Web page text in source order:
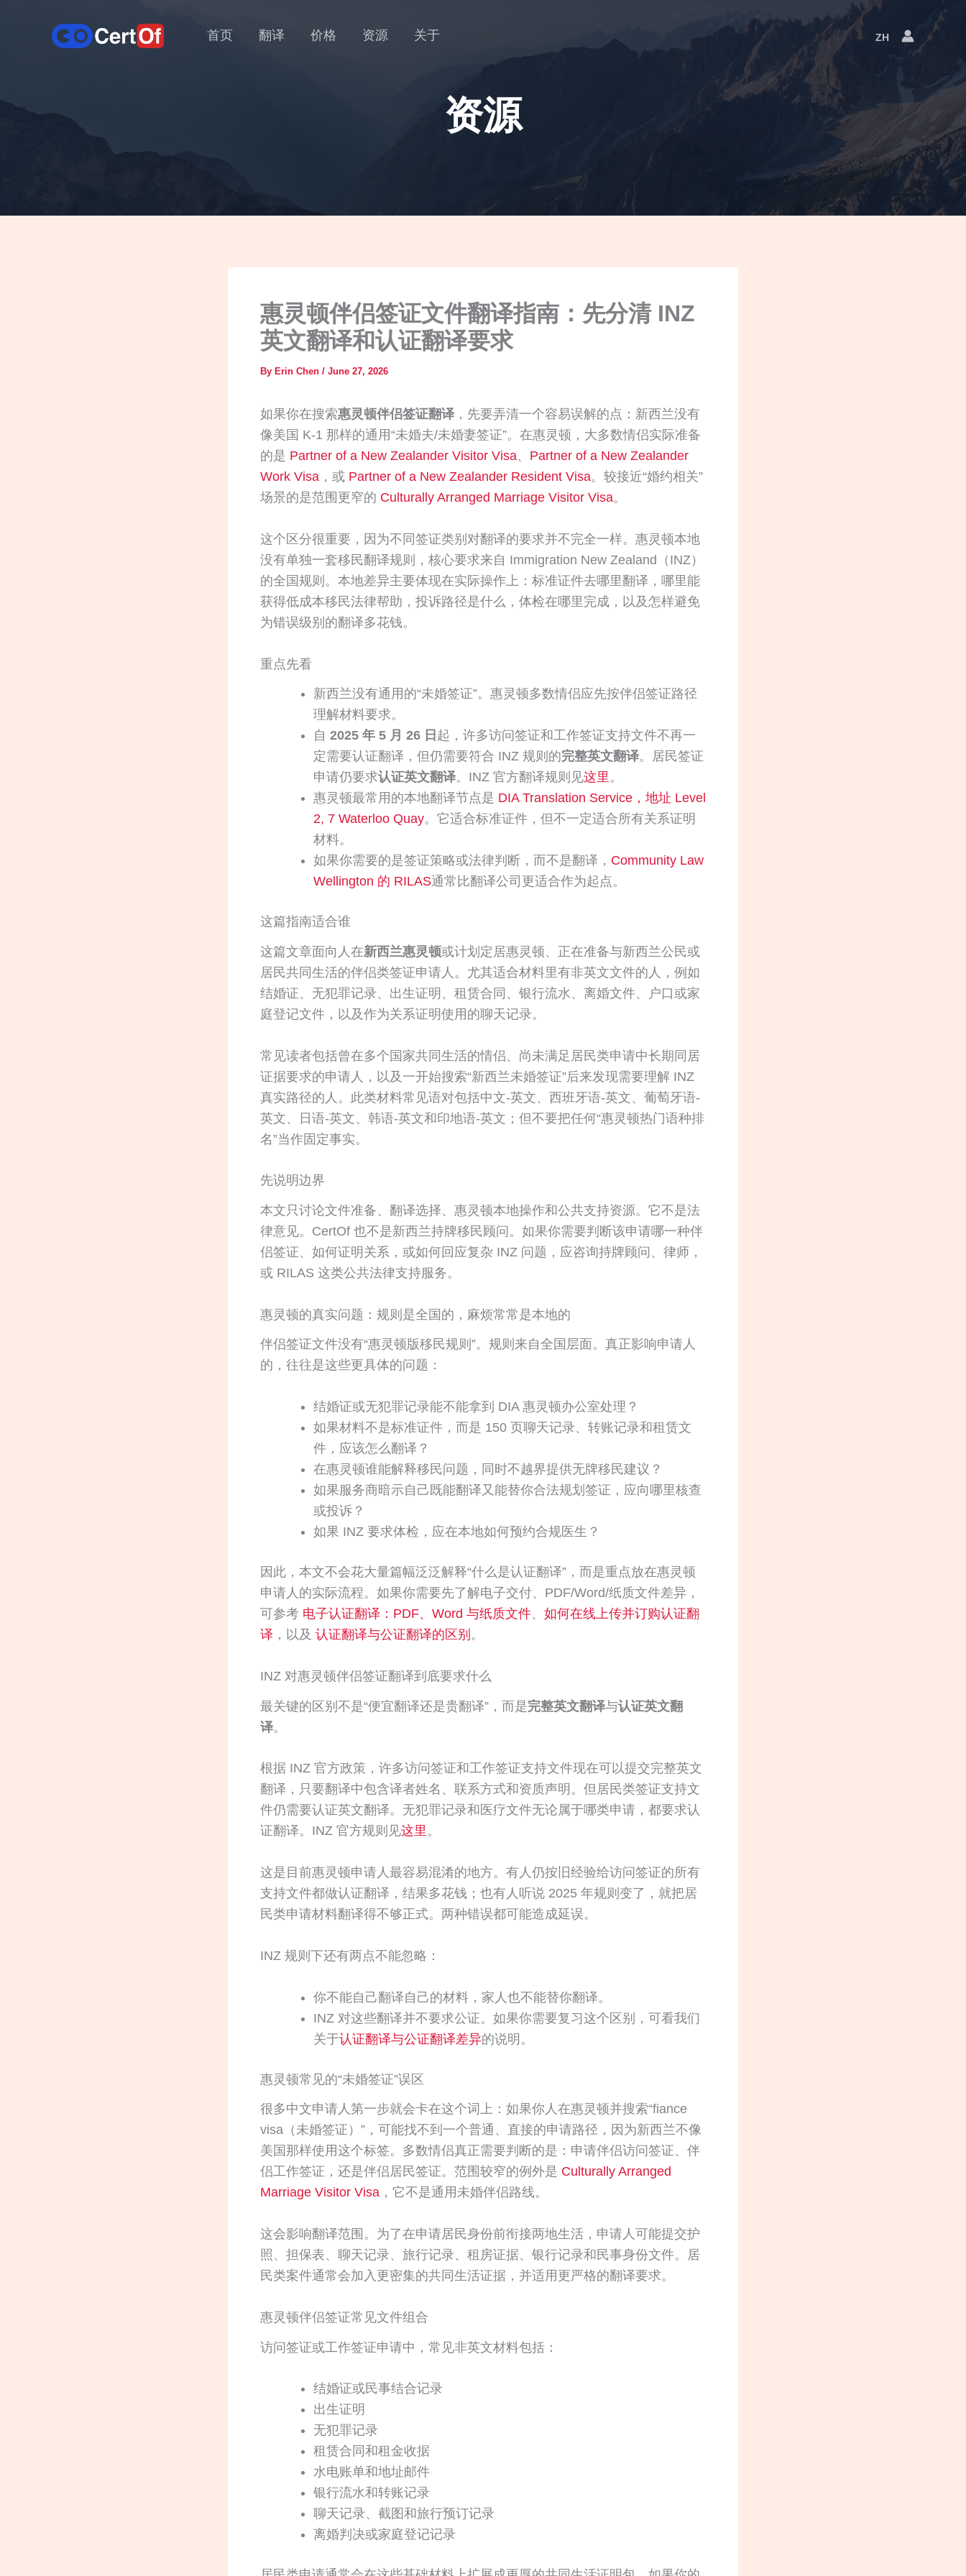
首页 翻译 价格 资源 关于 ZH
语
资源
惠灵顿伴侣签证文件翻译指南：先分清 INZ
英文翻译和认证翻译要求
By Erin Chen / June 27, 2026
如果你在搜索惠灵顿伴侣签证翻译 ，先要弄清一个容易误解的点：新西兰没有
像美国 K-1 那样的通用“未婚夫/未婚妻签证”。在惠灵顿，大多数情侣实际准备
的是 Partner of a New Zealander Visitor Visa、 Partner of a New Zealander
Work Visa ，或 Partner of a New Zealander Resident Visa。较接近“婚约相关”
场景的是范围更窄的 Culturally Arranged Marriage Visitor Visa。
这个区分很重要，因为不同签证类别对翻译的要求并不完全一样。惠灵顿本地
没有单独一套移民翻译规则，核心要求来自 Immigration New Zealand（INZ）
的全国规则。本地差异主要体现在实际操作上：标准证件去哪里翻译，哪里能
获得低成本移民法律帮助，投诉路径是什么，体检在哪里完成，以及怎样避免
为错误级别的翻译多花钱。
重点先看
新西兰没有通用的“未婚签证”。惠灵顿多数情侣应先按伴侣签证路径
理解材料要求。
自 2025 年 5 月 26 日 起，许多访问签证和工作签证支持文件不再一
定需要认证翻译，但仍需要符合 INZ 规则的完整英文翻译。居民签证
申请仍要求认证英文翻译。INZ 官方翻译规则见这里 。
惠灵顿最常用的本地翻译节点是 DIA Translation Service，地址 Level
2, 7 Waterloo Quay。它适合标准证件，但不一定适合所有关系证明
材料。
如果你需要的是签证策略或法律判断，而不是翻译， Community Law
Wellington 的 RILAS通常比翻译公司更适合作为起点。
这篇指南适合谁
这篇文章面向人在新西兰惠灵顿或计划定居惠灵顿、正在准备与新西兰公民或
居民共同生活的伴侣类签证申请人。尤其适合材料里有非英文文件的人，例如
结婚证、无犯罪记录、出生证明、租赁合同、银行流水、离婚文件、户口或家
庭登记文件，以及作为关系证明使用的聊天记录。
常见读者包括曾在多个国家共同生活的情侣、尚未满足居民类申请中长期同居
证据要求的申请人，以及一开始搜索“新西兰未婚签证”后来发现需要理解 INZ
真实路径的人。此类材料常见语对包括中文-英文、西班牙语-英文、葡萄牙语-
英文、日语-英文、韩语-英文和印地语-英文；但不要把任何“惠灵顿热门语种排
名”当作固定事实。
先说明边界
本文只讨论文件准备、翻译选择、惠灵顿本地操作和公共支持资源。它不是法
律意见。CertOf 也不是新西兰持牌移民顾问。如果你需要判断该申请哪一种伴
侣签证、如何证明关系，或如何回应复杂 INZ 问题，应咨询持牌顾问、律师，
或 RILAS 这类公共法律支持服务。
惠灵顿的真实问题：规则是全国的，麻烦常常是本地的
伴侣签证文件没有“惠灵顿版移民规则”。规则来自全国层面。真正影响申请人
的，往往是这些更具体的问题：
结婚证或无犯罪记录能不能拿到 DIA 惠灵顿办公室处理？
如果材料不是标准证件，而是 150 页聊天记录、转账记录和租赁文
件，应该怎么翻译？
在惠灵顿谁能解释移民问题，同时不越界提供无牌移民建议？
如果服务商暗示自己既能翻译又能替你合法规划签证，应向哪里核查
或投诉？
如果 INZ 要求体检，应在本地如何预约合规医生？
因此，本文不会花大量篇幅泛泛解释“什么是认证翻译”，而是重点放在惠灵顿
申请人的实际流程。如果你需要先了解电子交付、PDF/Word/纸质文件差异，
可参考 电子认证翻译：PDF、Word 与纸质文件、 如何在线上传并订购认证翻
译 ，以及 认证翻译与公证翻译的区别 。
INZ 对惠灵顿伴侣签证翻译到底要求什么
最关键的区别不是“便宜翻译还是贵翻译”，而是完整英文翻译与认证英文翻
译。
根据 INZ 官方政策，许多访问签证和工作签证支持文件现在可以提交完整英文
翻译，只要翻译中包含译者姓名、联系方式和资质声明。但居民类签证支持文
件仍需要认证英文翻译。无犯罪记录和医疗文件无论属于哪类申请，都要求认
证翻译。INZ 官方规则见这里 。
这是目前惠灵顿申请人最容易混淆的地方。有人仍按旧经验给访问签证的所有
支持文件都做认证翻译，结果多花钱；也有人听说 2025 年规则变了，就把居
民类申请材料翻译得不够正式。两种错误都可能造成延误。
INZ 规则下还有两点不能忽略：
你不能自己翻译自己的材料，家人也不能替你翻译。
INZ 对这些翻译并不要求公证。如果你需要复习这个区别，可看我们
关于认证翻译与公证翻译差异的说明。
惠灵顿常见的“未婚签证”误区
很多中文申请人第一步就会卡在这个词上：如果你人在惠灵顿并搜索“fiance
visa（未婚签证）”，可能找不到一个普通、直接的申请路径，因为新西兰不像
美国那样使用这个标签。多数情侣真正需要判断的是：申请伴侣访问签证、伴
侣工作签证，还是伴侣居民签证。范围较窄的例外是 Culturally Arranged
Marriage Visitor Visa ，它不是通用未婚伴侣路线。
这会影响翻译范围。为了在申请居民身份前衔接两地生活，申请人可能提交护
照、担保表、聊天记录、旅行记录、租房证据、银行记录和民事身份文件。居
民类案件通常会加入更密集的共同生活证据，并适用更严格的翻译要求。
惠灵顿伴侣签证常见文件组合
访问签证或工作签证申请中，常见非英文材料包括：
结婚证或民事结合记录
出生证明
无犯罪记录
租赁合同和租金收据
水电账单和地址邮件
银行流水和转账记录
聊天记录、截图和旅行预订记录
离婚判决或家庭登记记录